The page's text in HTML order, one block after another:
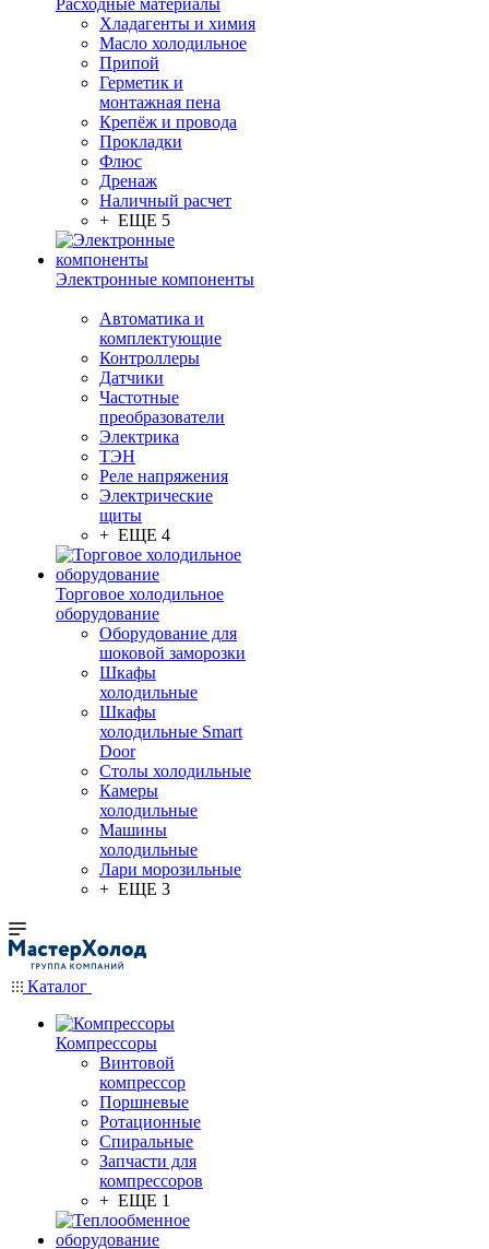
Расходные материалы
Хладагенты и химия
Масло холодильное
Припой
Герметик и
монтажная пена
Крепёж и провода
Прокладки
Флюс
Дренаж
Наличный расчет
+ ЕЩЕ 5
Электронные компоненты
Автоматика и
комплектующие
Контроллеры
Датчики
Частотные
преобразователи
Электрика
ТЭН
Реле напряжения
Электрические
щиты
+ ЕЩЕ 4
Торговое холодильное
оборудование
Оборудование для
шоковой заморозки
Шкафы
холодильные
Шкафы
холодильные Smart
Door
Столы холодильные
Камеры
холодильные
Машины
холодильные
Лари морозильные
+ ЕЩЕ 3
Каталог
Компрессоры
Винтовой
компрессор
Поршневые
Ротационные
Спиральные
Запчасти для
компрессоров
+ ЕЩЕ 1